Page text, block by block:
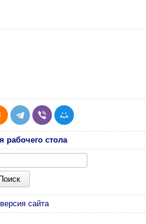
рабочего стола
сайта